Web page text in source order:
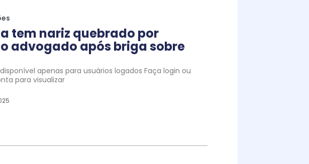
tem nariz quebrado por
advogado após briga sobre
apenas para usuários logados Faça login ou
para visualizar